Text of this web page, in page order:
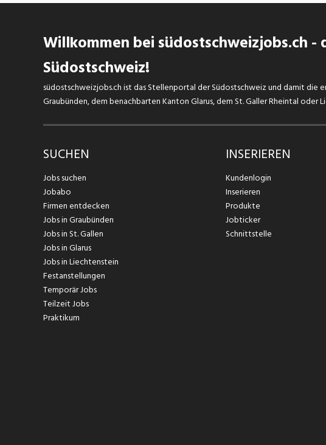
Willkommen bei südostschweizjobs.ch
Südostschweiz!
südostschweizjobs.ch ist das Stellenportal der Südostschweiz und damit die
Graubünden, dem benachbarten Kanton Glarus, dem St. Galler Rheintal oder
SUCHEN
Jobs suchen
Jobabo
Firmen entdecken
Jobs in Graubünden
Jobs in St. Gallen
Jobs in Glarus
Jobs in Liechtenstein
Festanstellungen
Temporär Jobs
Teilzeit Jobs
Praktikum
INSERIEREN
Kundenlogin
Inserieren
Produkte
Jobticker
Schnittstelle